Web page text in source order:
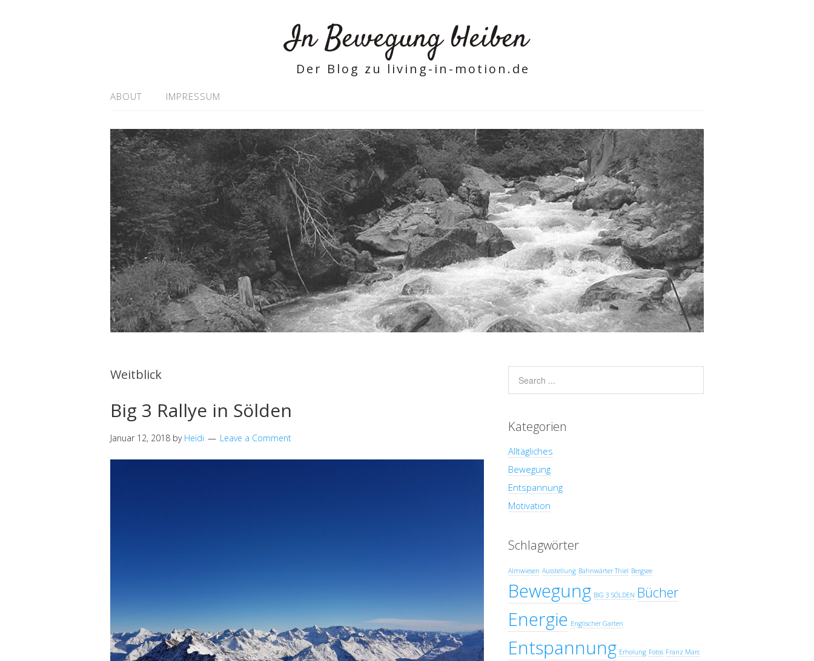
In Bewegung bleiben
Der Blog zu living-in-motion.de
ABOUT IMPRESSUM
Weitblick
Big 3 Rallye in Sölden
Januar 12, 2018 by Heidi Leave a Comment
Kategorien
Alltägliches
Bewegung
Entspannung
Motivation
Schlagwörter
Almwiesen Ausstellung Bahnwärter Thiel Bergsee
Bewegung BIG 3 SÖLDEN Bücher
Energie Englischer Garten
Entspannung Erholung Fotos Franz Marc